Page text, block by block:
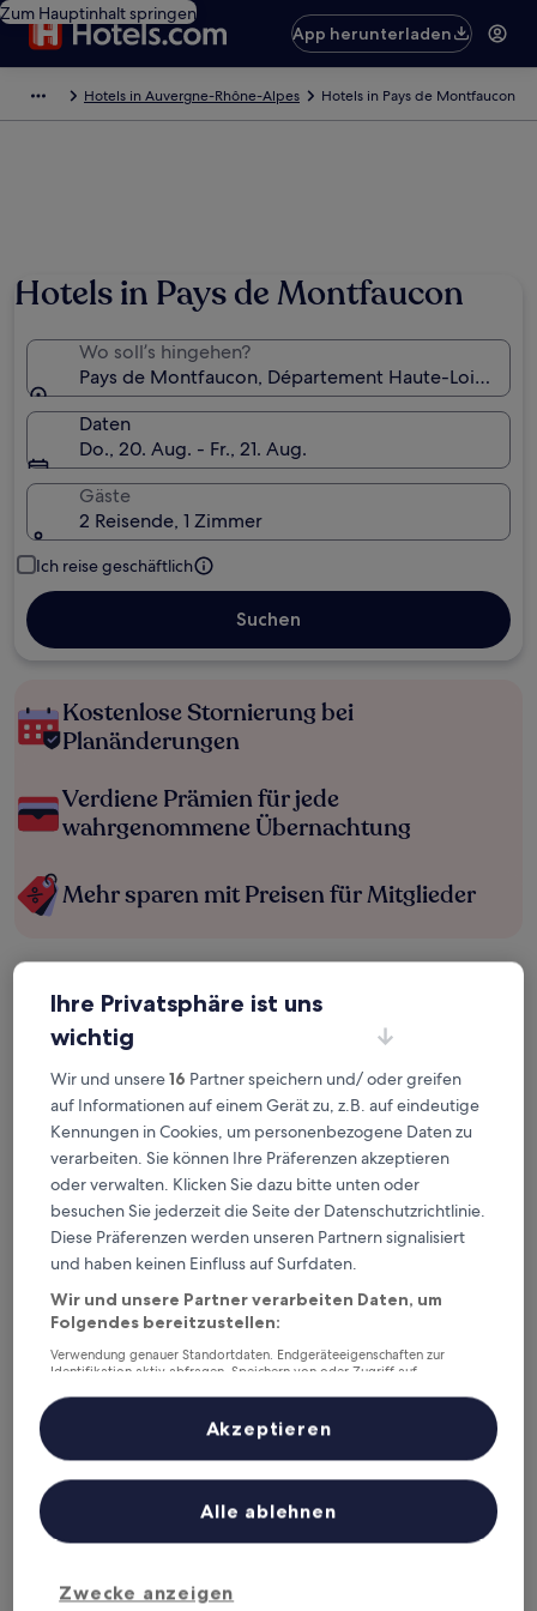
Zum Hauptinhalt springen
App herunterladen
Hotels in Auvergne-Rhône-Alpes Hotels in Pays de Montfaucon
Hotels in Pays de Montfaucon
Wo soll’s hingehen?
Pays de Montfaucon, Département Haute-Loire,
Daten
Do., 20. Aug. - Fr., 21. Aug.
Gäste
2 Reisende, 1 Zimmer
Ich reise geschäftlich
Suchen
Kostenlose Stornierung bei
Planänderungen
Verdiene Prämien für jede
wahrgenommene Übernachtung
Mehr sparen mit Preisen für Mitglieder
Überprüfe die Preise für diese Daten
Heute
Morgen
Dieses Wochenende
7. Aug. - 9. Aug.
Nächstes Wochenende
14. Aug. - 16. Aug.
Pays de Montfaucon – wo
übernachten?
Top-Hotels in Saint-Bonnet-le-
Froid
Hob Fort Du Pré
Ihre Privatsphäre ist uns
wichtig
Wir und unsere16 Partner speichern und/ oder greifen
auf Informationen auf einem Gerät zu, z.B. auf eindeutige
Kennungen in Cookies, um personenbezogene Daten zu
verarbeiten. Sie können Ihre Präferenzen akzeptieren
oder verwalten. Klicken Sie dazu bitte unten oder
besuchen Sie jederzeit die Seite der Datenschutzrichtlinie.
Diese Präferenzen werden unseren Partnern signalisiert
und haben keinen Einfluss auf Surfdaten.
Wir und unsere Partner verarbeiten Daten, um
Folgendes bereitzustellen:
Verwendung genauer Standortdaten. Endgeräteeigenschaften zur
Identifikation aktiv abfragen. Speichern von oder Zugriff auf
Inhalte, Messung von Werbeleistung und der Performance von Inhalten,
Zielgruppenforschung sowie Entwicklung und Verbesserung von
Liste der Partner (Lieferanten)
Zwecke anzeigen
Alle ablehnen
Akzeptieren